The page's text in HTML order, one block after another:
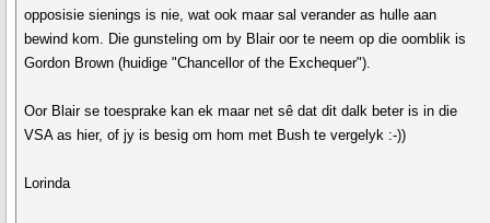
opposisie sienings is nie, wat ook maar sal verander as hulle aan
bewind kom. Die gunsteling om by Blair oor te neem op die oomblik is
Gordon Brown (huidige "Chancellor of the Exchequer").
Oor Blair se toesprake kan ek maar net sê dat dit dalk beter is in die
VSA as hier, of jy is besig om hom met Bush te vergelyk :-))
Lorinda